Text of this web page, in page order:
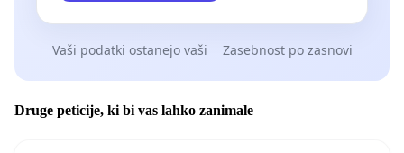
Vaši podatki ostanejo vaši Zasebnost po zasnovi
Druge peticije, ki bi vas lahko zanimale